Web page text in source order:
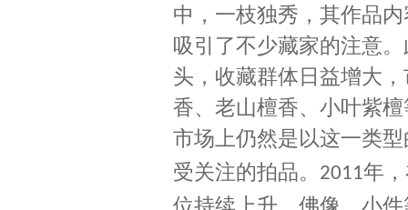
中，一枝独秀，其作品
吸引了不少藏家的注意
头，收藏群体日益增大
香、老山檀香、小叶紫
市场上仍然是以这一类
受关注的拍品。
2011年